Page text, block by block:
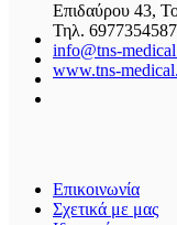
Επιδαύρου 43,
Τηλ.
info@tns-
www.tns-
Επικοινωνία
Σχετικά με μας